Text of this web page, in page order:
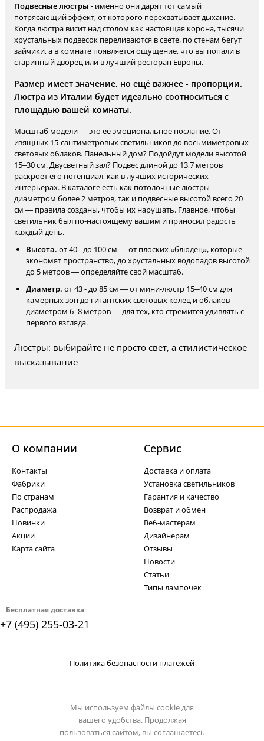
Подвесные люстры - именно они дарят тот самый
потрясающий эффект, от которого перехватывает дыхание.
Когда люстра висит над столом как настоящая корона, тысячи
хрустальных подвесок переливаются в свете, по стенам бегут
зайчики, а в комнате появляется ощущение, что вы попали в
старинный дворец или в лучший ресторан Европы.
Размер имеет значение, но ещё важнее - пропорции.
Люстра из Италии будет идеально соотноситься с
площадью вашей комнаты.
Масштаб модели — это её эмоциональное послание. От
изящных 15-сантиметровых светильников до восьмиметровых
световых облаков. Панельный дом? Подойдут модели высотой
15–30 см. Двусветный зал? Подвес длиной до 13,7 метров
раскроет его потенциал, как в лучших исторических
интерьерах. В каталоге есть как потолочные люстры
диаметром более 2 метров, так и подвесные высотой всего 20
см — правила созданы, чтобы их нарушать. Главное, чтобы
светильник был по-настоящему вашим и приносил радость
каждый день.
Высота. от 40 - до 100 см — от плоских «блюдец», которые
экономят пространство, до хрустальных водопадов высотой
до 5 метров — определяйте свой масштаб.
Диаметр. от 43 - до 85 см — от мини-люстр 15–40 см для
камерных зон до гигантских световых колец и облаков
диаметром 6–8 метров — для тех, кто стремится удивлять с
первого взгляда.
Люстры: выбирайте не просто свет, а стилистическое
высказывание
Бесплатная доставка
+7 (495) 255-03-21
О компании
Контакты
Фабрики
По странам
Распродажа
Новинки
Акции
Карта сайта
Cервис
Доставка и оплата
Установка светильников
Гарантия и качество
Возврат и обмен
Веб-мастерам
Дизайнерам
Отзывы
Новости
Статьи
Типы лампочек
Политика безопасности платежей
Мы используем файлы cookie для
вашего удобства. Продолжая
пользоваться сайтом, вы соглашаетесь